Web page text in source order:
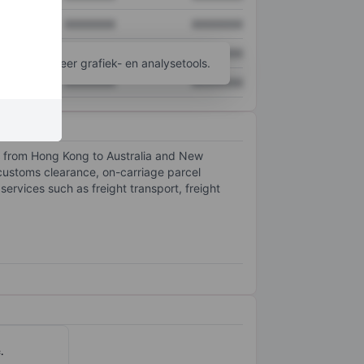
XXXXXXX XXXXXXX
tot meer grafiek- en analysetools.
Hong Kong to Australia and New
clearance, on-carriage parcel
such as freight transport, freight